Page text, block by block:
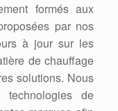
formés aux
par nos
à jour sur les
de chauffage
solutions. Nous
de